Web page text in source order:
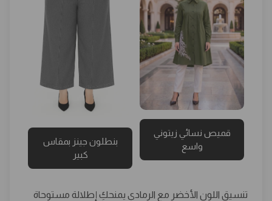
قميص نسائي زيتوني
واسع
بنطلون جينز بمقاس
كبير
تنسيق اللون الأخضر مع الرمادي يمنحكِ إطلالة مستوحاة